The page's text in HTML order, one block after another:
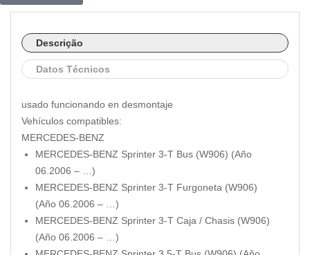
Descrição
Datos Técnicos
usado funcionando en desmontaje
Vehículos compatibles:
MERCEDES-BENZ
MERCEDES-BENZ Sprinter 3-T Bus (W906) (Año
06.2006 – …)
MERCEDES-BENZ Sprinter 3-T Furgoneta (W906)
(Año 06.2006 – …)
MERCEDES-BENZ Sprinter 3-T Caja / Chasis (W906)
(Año 06.2006 – …)